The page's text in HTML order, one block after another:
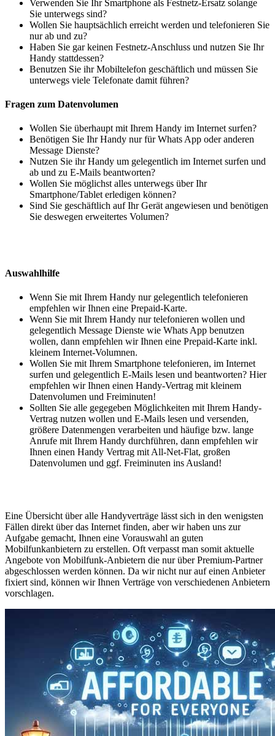
Verwenden Sie Ihr Smartphone als Festnetz-Ersatz solange
Sie unterwegs sind?
Wollen Sie hauptsächlich erreicht werden und telefonieren Sie
nur ab und zu?
Haben Sie gar keinen Festnetz-Anschluss und nutzen Sie Ihr
Handy stattdessen?
Benutzen Sie ihr Mobiltelefon geschäftlich und müssen Sie
unterwegs viele Telefonate damit führen?
Fragen zum Datenvolumen
Wollen Sie überhaupt mit Ihrem Handy im Internet surfen?
Benötigen Sie Ihr Handy nur für Whats App oder anderen
Message Dienste?
Nutzen Sie ihr Handy um gelegentlich im Internet surfen und
ab und zu E-Mails beantworten?
Wollen Sie möglichst alles unterwegs über Ihr
Smartphone/Tablet erledigen können?
Sind Sie geschäftlich auf Ihr Gerät angewiesen und benötigen
Sie deswegen erweitertes Volumen?
Auswahlhilfe
Wenn Sie mit Ihrem Handy nur gelegentlich telefonieren
empfehlen wir Ihnen eine Prepaid-Karte.
Wenn Sie mit Ihrem Handy nur telefonieren wollen und
gelegentlich Message Dienste wie Whats App benutzen
wollen, dann empfehlen wir Ihnen eine Prepaid-Karte inkl.
kleinem Internet-Volumnen.
Wollen Sie mit Ihrem Smartphone telefonieren, im Internet
surfen und gelegentlich E-Mails lesen und beantworten? Hier
empfehlen wir Ihnen einen Handy-Vertrag mit kleinem
Datenvolumen und Freiminuten!
Sollten Sie alle gegegeben Möglichkeiten mit Ihrem Handy-
Vertrag nutzen wollen und E-Mails lesen und versenden,
größere Datenmengen verarbeiten und häufige bzw. lange
Anrufe mit Ihrem Handy durchführen, dann empfehlen wir
Ihnen einen Handy Vertrag mit All-Net-Flat, großen
Datenvolumen und ggf. Freiminuten ins Ausland!
Eine Übersicht über alle Handyverträge lässt sich in den wenigsten
Fällen direkt über das Internet finden, aber wir haben uns zur
Aufgabe gemacht, Ihnen eine Vorauswahl an guten
Mobilfunkanbietern zu erstellen. Oft verpasst man somit aktuelle
Angebote von Mobilfunk-Anbietern die nur über Premium-Partner
abgeschlossen werden können. Da wir nicht nur auf einen Anbieter
fixiert sind, können wir Ihnen Verträge von verschiedenen Anbietern
vorschlagen.